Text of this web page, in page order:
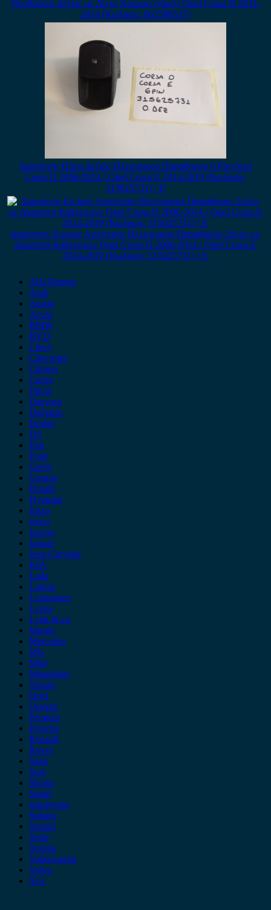
Προβολέας Δεξιός με Δίχτυ Χρώμιο (νίκελ) Opel Corsa D 2011-
2014 (Κωδικός: 662588537)
Διακόπτης Πίσω Δεξιός Ηλεκτρικού Παραθύρου 6 Pin Opel
Corsa D 2006-2014 / Opel Corsa E 2014-2019 (Κωδικός:
315625731) / Ε
Διακόπτης Εμπρός Αριστερός Ηλεκτρικού Παραθύρου 2πλος με
Διακόπτη Καθρεπτών Opel Corsa D 2006-2014 / Opel Corsa E
2014-2019 (Κωδικός: 315625731) / Ε
Alfa Romeo
Audi
Austin
Acura
BMW
BYD
Chery
Chevrolet
Citroen
Cupra
Dacia
Daewoo
Daihatsu
Dodge
DS
Fiat
Ford
Geely
Gonow
Honda
Hyundai
Isuzu
iveco
Jaecoo
Jaguar
Jeep Chrysler
KIA
Lada
Lancia
Leapmotor
Lexus
Lynk & co
Mazda
Mercedes
MG
Mini
Mitsubishi
Nissan
Opel
Omoda
Peugeot
Porsche
Renault
Rover
Saab
Seat
Skoda
Smart
ssangyong
Subaru
Suzuki
Tesla
Toyota
Volkswagen
Volvo
Xev